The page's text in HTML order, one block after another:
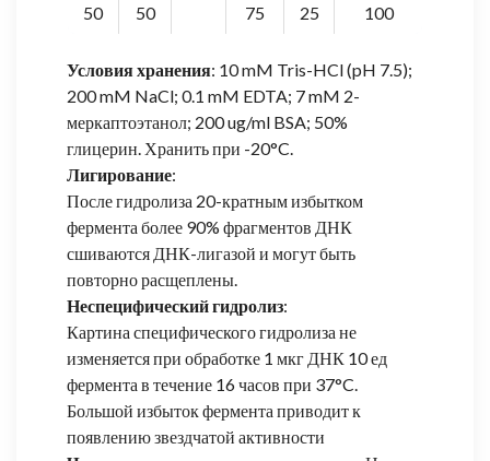
50 50 75 25 100
Условия хранения: 10 mM Tris-HCl (pH 7.5);
200 mM NaCl; 0.1 mM EDTA; 7 mM 2-
меркаптоэтанол; 200 ug/ml BSA; 50%
глицерин. Хранить при -20°C.
Лигирование:
После гидролиза 20-кратным избытком
фермента более 90% фрагментов ДНК
сшиваются ДНК-лигазой и могут быть
повторно расщеплены.
Неспецифический гидролиз:
Картина специфического гидролиза не
изменяется при обработке 1 мкг ДНК 10 ед
фермента в течение 16 часов при 37°C.
Большой избыток фермента приводит к
появлению звездчатой активности